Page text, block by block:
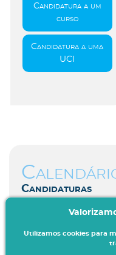
Candidatura a um
curso
Candidatura a uma
UCI
Candidaturas
Utilizamos cookies para